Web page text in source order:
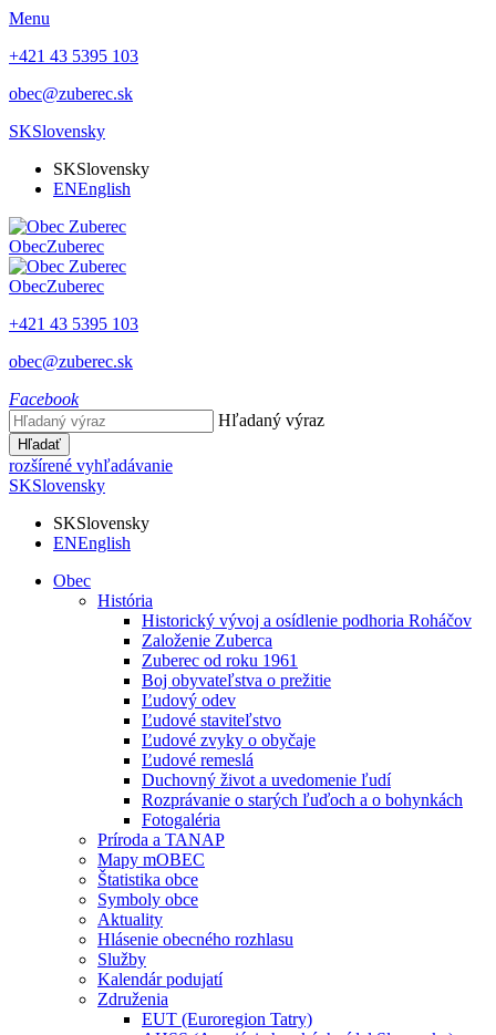
Menu
+421 43 5395 103
obec@zuberec.sk
SKSlovensky
SKSlovensky
ENEnglish
ObecZuberec
ObecZuberec
+421 43 5395 103
obec@zuberec.sk
Facebook
Hľadaný výraz
Hľadať
rozšírené vyhľadávanie
SKSlovensky
SKSlovensky
ENEnglish
Obec
História
Historický vývoj a osídlenie podhoria Roháčov
Založenie Zuberca
Zuberec od roku 1961
Boj obyvateľstva o prežitie
Ľudový odev
Ľudové staviteľstvo
Ľudové zvyky o obyčaje
Ľudové remeslá
Duchovný život a uvedomenie ľudí
Rozprávanie o starých ľuďoch a o bohynkách
Fotogaléria
Príroda a TANAP
Mapy mOBEC
Štatistika obce
Symboly obce
Aktuality
Hlásenie obecného rozhlasu
Služby
Kalendár podujatí
Združenia
EUT (Euroregion Tatry)